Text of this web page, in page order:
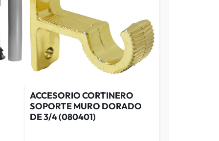
ACCESORIO CORTINERO
SOPORTE MURO DORADO
DE 3/4 (080401)